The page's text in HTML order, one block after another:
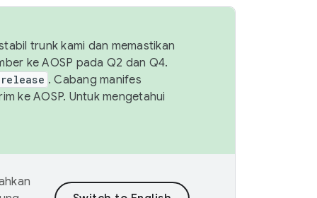
trunk kami dan memastikan
ke AOSP pada Q2 dan Q4.
. Cabang manifes
ke AOSP. Untuk mengetahui